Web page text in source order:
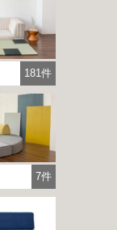
181件
7件